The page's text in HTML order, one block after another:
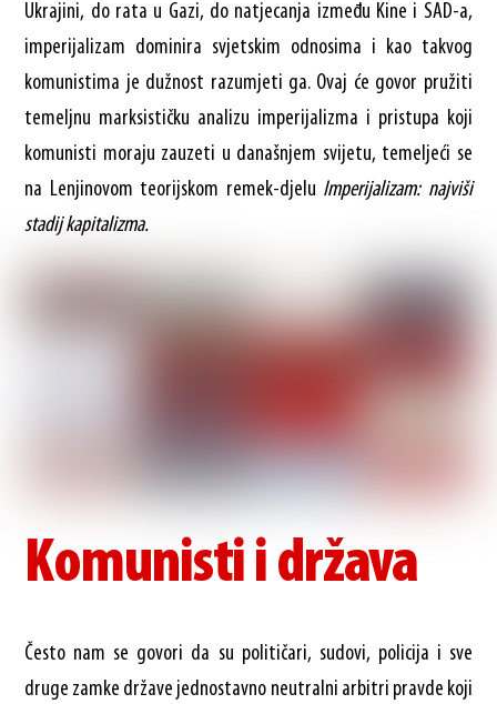
Ukrajini, do rata u Gazi, do natjecanja između Kine i SAD-a,
imperijalizam dominira svjetskim odnosima i kao takvog
komunistima je dužnost razumjeti ga. Ovaj će govor pružiti
temeljnu marksističku analizu imperijalizma i pristupa koji
komunisti moraju zauzeti u današnjem svijetu, temeljeći se
na Lenjinovom teorijskom remek-djelu Imperijalizam: najviši
stadij kapitalizma.
Komunisti i država
Često nam se govori da su političari, sudovi, policija i sve
druge zamke države jednostavno neutralni arbitri pravde koji